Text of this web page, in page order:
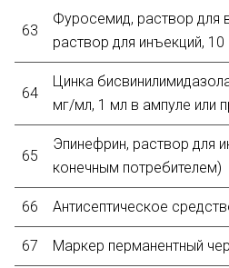
63
Фуросемид, раствор для
раствор для инъекций,
64
Цинка
мг/мл, 1 мл в ампуле или
65
Эпинефрин, раствор для
конечным потребителем)
66 Антисептическое
67 Маркер перманентный